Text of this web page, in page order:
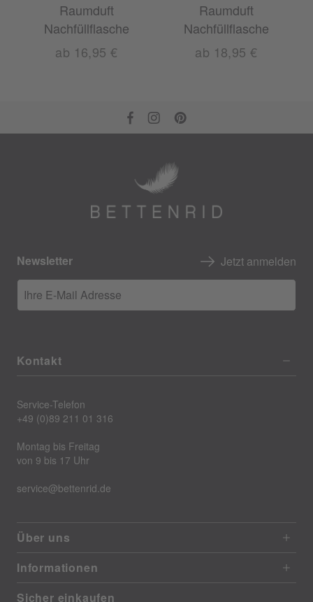
Raumduft
Nachfüllflasche
ab 16,95 €
Raumduft
Nachfüllflasche
ab 18,95 €
Newsletter Jetzt anmelden
Ihre E-Mail Adresse
Kontakt
Service-Telefon
+49 (0)89 211 01 316
Montag bis Freitag
von 9 bis 17 Uhr
service@bettenrid.de
Über uns
Informationen
Sicher einkaufen